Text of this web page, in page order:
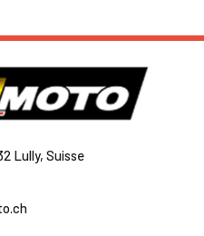
Lully, Suisse